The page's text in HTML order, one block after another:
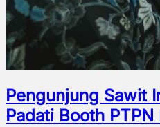
Pengunjung Sawit
Padati Booth PTPN